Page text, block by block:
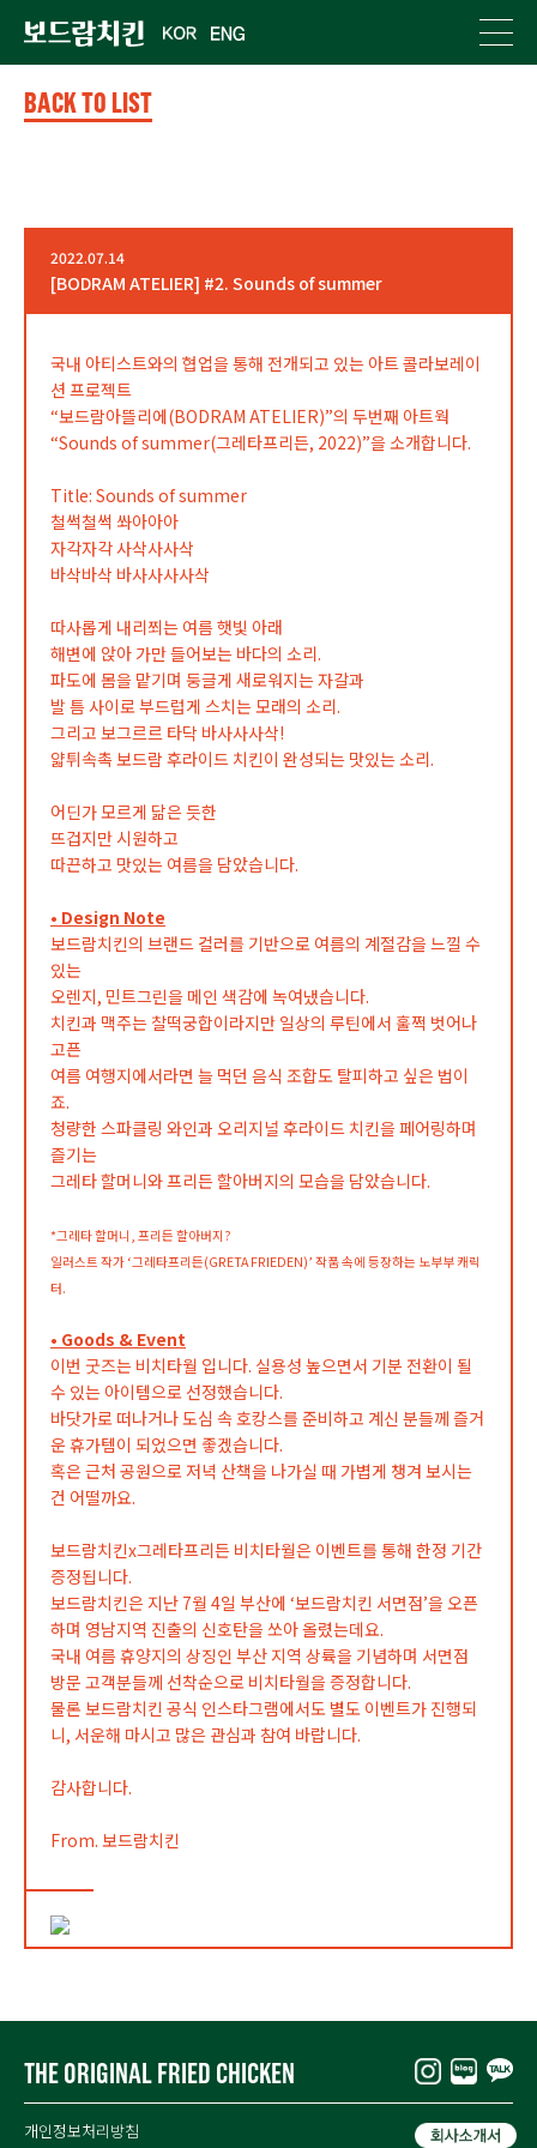
BACK TO LIST
2022.07.14
[BODRAM ATELIER] #2. Sounds of summer
국내 아티스트와의 협업을 통해 전개되고 있는 아트 콜라보레이
션 프로젝트
“보드람아뜰리에(BODRAM ATELIER)”의 두번째 아트웍
“Sounds of summer(그레타프리든, 2022)”을 소개합니다.
Title: Sounds of summer
철썩철썩 쏴아아아
자각자각 사삭사사삭
바삭바삭 바사사사사삭
따사롭게 내리쬐는 여름 햇빛 아래
해변에 앉아 가만 들어보는 바다의 소리.
파도에 몸을 맡기며 둥글게 새로워지는 자갈과
발 틈 사이로 부드럽게 스치는 모래의 소리.
그리고 보그르르 타닥 바사사사삭!
얇튀속촉 보드람 후라이드 치킨이 완성되는 맛있는 소리.
어딘가 모르게 닮은 듯한
뜨겁지만 시원하고
따끈하고 맛있는 여름을 담았습니다.
• Design Note
보드람치킨의 브랜드 컬러를 기반으로 여름의 계절감을 느낄 수
있는
오렌지, 민트그린을 메인 색감에 녹여냈습니다.
치킨과 맥주는 찰떡궁합이라지만 일상의 루틴에서 훌쩍 벗어나
고픈
여름 여행지에서라면 늘 먹던 음식 조합도 탈피하고 싶은 법이
죠.
청량한 스파클링 와인과 오리지널 후라이드 치킨을 페어링하며
즐기는
그레타 할머니와 프리든 할아버지의 모습을 담았습니다.
*그레타 할머니, 프리든 할아버지?
일러스트 작가 ‘그레타프리든(GRETA FRIEDEN)’ 작품 속에 등장하는 노부부 캐릭
터.
• Goods & Event
이번 굿즈는 비치타월 입니다. 실용성 높으면서 기분 전환이 될
수 있는 아이템으로 선정했습니다.
바닷가로 떠나거나 도심 속 호캉스를 준비하고 계신 분들께 즐거
운 휴가템이 되었으면 좋겠습니다.
혹은 근처 공원으로 저녁 산책을 나가실 때 가볍게 챙겨 보시는
건 어떨까요.
보드람치킨x그레타프리든 비치타월은 이벤트를 통해 한정 기간
증정됩니다.
보드람치킨은 지난 7월 4일 부산에 ‘보드람치킨 서면점’을 오픈
하며 영남지역 진출의 신호탄을 쏘아 올렸는데요.
국내 여름 휴양지의 상징인 부산 지역 상륙을 기념하며 서면점
방문 고객분들께 선착순으로 비치타월을 증정합니다.
물론 보드람치킨 공식 인스타그램에서도 별도 이벤트가 진행되
니, 서운해 마시고 많은 관심과 참여 바랍니다.
감사합니다.
From. 보드람치킨
THE ORIGINAL FRIED CHICKEN
개인정보처리방침